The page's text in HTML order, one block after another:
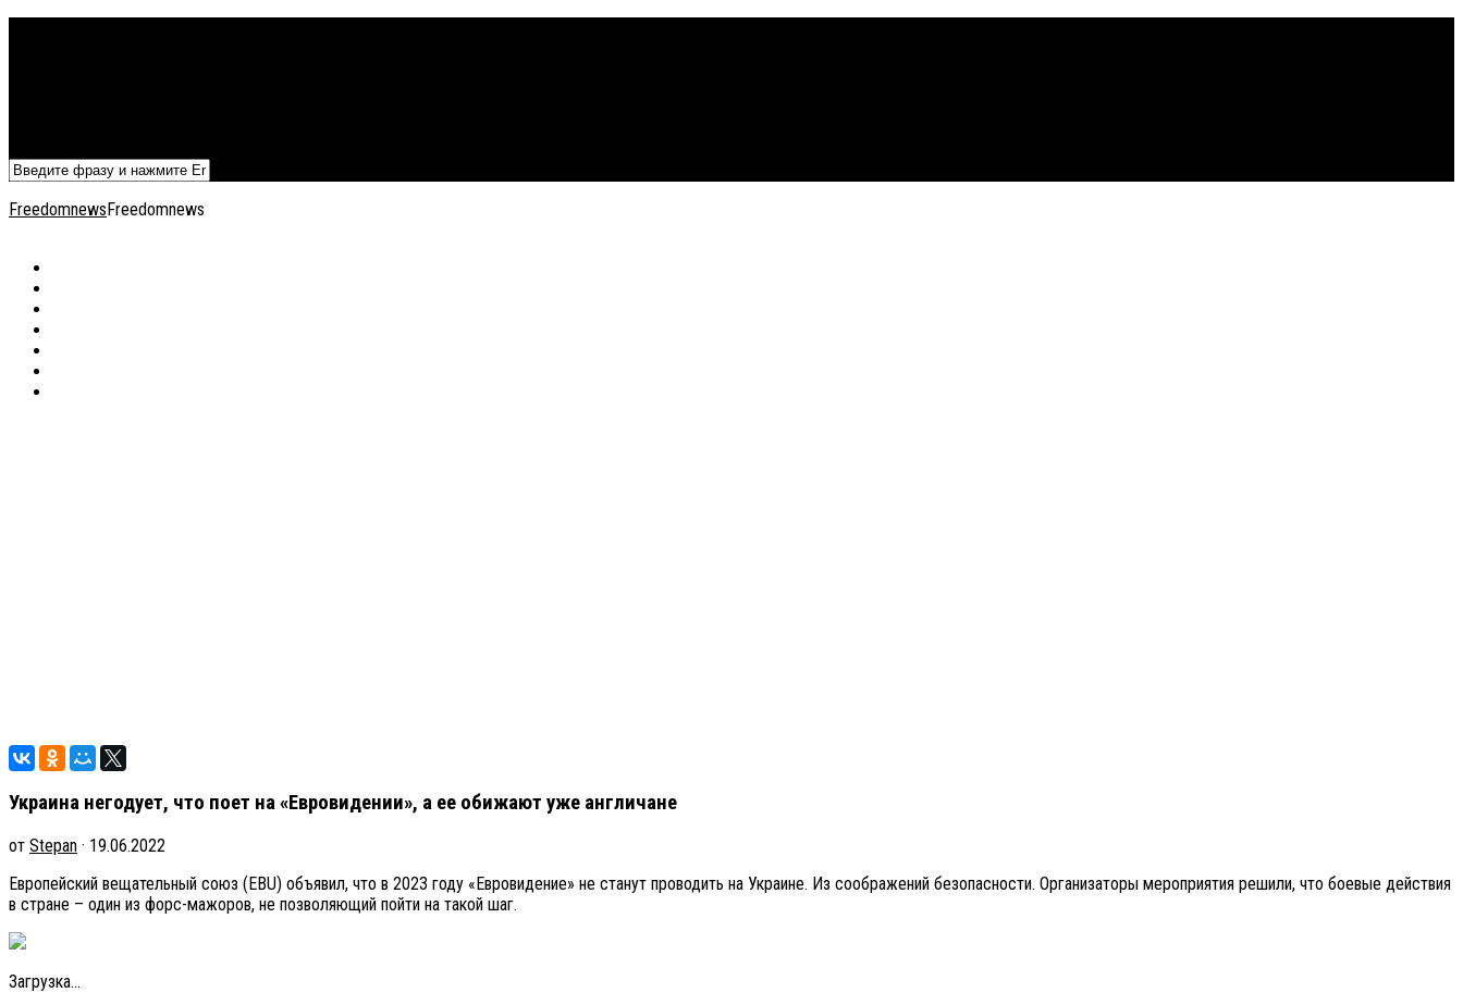
FreedomnewsFreedomnews
Украина негодует, что поет на «Евровидении», а ее обижают уже англичане
от Stepan · 19.06.2022
Европейский вещательный союз (EBU) объявил, что в 2023 году «Евровидение» не станут проводить на Украине. Из соображений безопасности. Организаторы мероприятия решили, что боевые действия
в стране – один из форс-мажоров, не позволяющий пойти на такой шаг.
Загрузка...